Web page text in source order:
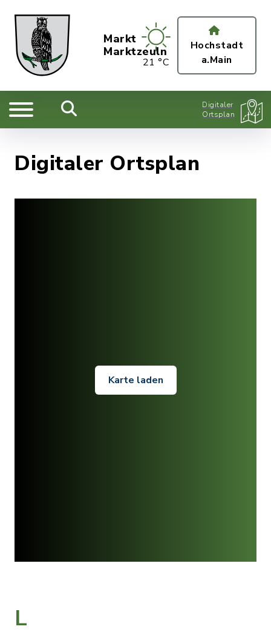
Markt
Marktzeuln
21 °C
Hochstadt
a.Main
Digitaler
Ortsplan
Digitaler Ortsplan
Karte laden
L